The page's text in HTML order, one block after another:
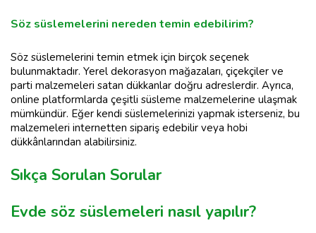
Söz süslemelerini nereden temin edebilirim?
Söz süslemelerini temin etmek için birçok seçenek
bulunmaktadır. Yerel dekorasyon mağazaları, çiçekçiler ve
parti malzemeleri satan dükkanlar doğru adreslerdir. Ayrıca,
online platformlarda çeşitli süsleme malzemelerine ulaşmak
mümkündür. Eğer kendi süslemelerinizi yapmak isterseniz, bu
malzemeleri internetten sipariş edebilir veya hobi
dükkânlarından alabilirsiniz.
Sıkça Sorulan Sorular
Evde söz süslemeleri nasıl yapılır?